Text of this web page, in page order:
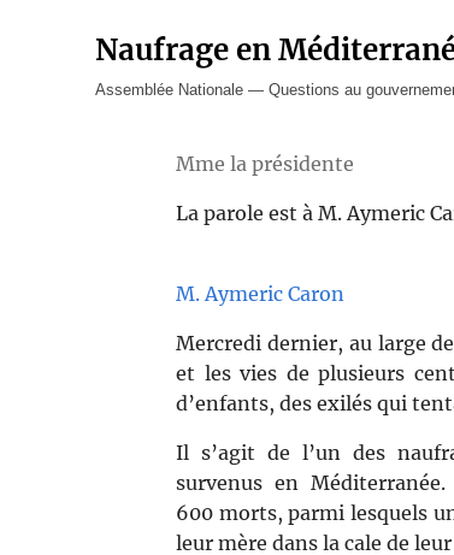
Naufrage en
Assemblée Nationale — Questions au
Mme la présidente
La parole est à M. Aymeric
M. Aymeric Caron
Mercredi dernier, au large
et les vies de plusieurs
d’enfants, des exilés qui
Il s’agit de l’un des
survenus en
600 morts, parmi lesquels
leur mère dans la cale de